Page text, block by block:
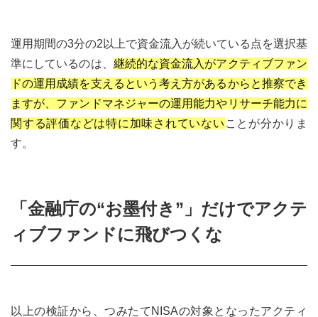
運用期間の3分の2以上で資金流入が続いている点を選択基
準にしているのは、 継続的な資金流入がアクティブファン
ドの運用成績を支えるという考え方があるからと推察でき
ますが、ファンドマネジャーの運用能力やリサーチ能力に
関する評価などは特に加味されていない ことが分かりま
す。
「金融庁の“お墨付き”」だけでアクテ
ィブファンドに飛びつくな
以上の検証から、つみたてNISAの対象となったアクティ